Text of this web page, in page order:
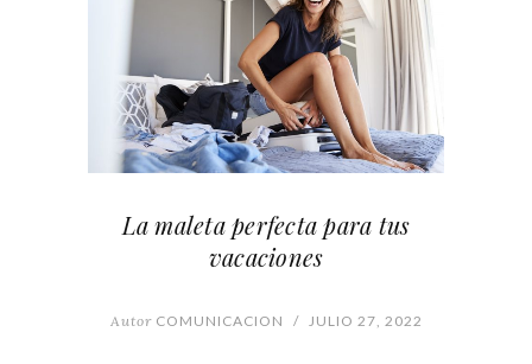
La maleta perfecta para tus
vacaciones
AutorCOMUNICACION / JULIO 27, 2022